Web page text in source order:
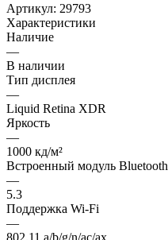
Артикул: 29793
Характеристики
Наличие
—
В наличии
Тип дисплея
—
Liquid Retina XDR
Яркость
—
1000 кд/м²
Встроенный модуль Bluetooth
—
5.3
Поддержка Wi-Fi
—
802.11 a/b/g/n/ac/ax